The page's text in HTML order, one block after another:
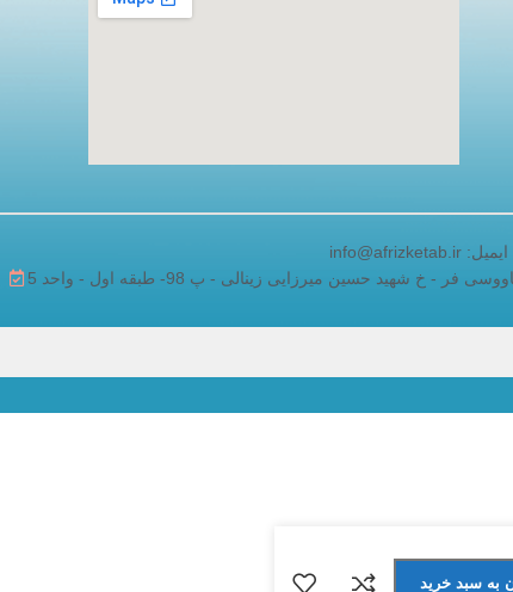
ایمیل: info@afrizketab.ir
شهید حسین میرزایی زینالی - پ 98- طبقه اول - واحد 5
به سبد خرید